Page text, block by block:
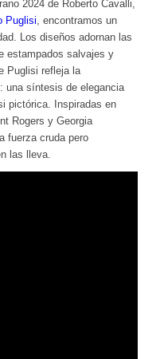
2024 de Roberto Cavalli,
Puglisi, encontramos un
Los diseños adornan las
estampados salvajes y
Puglisi refleja la
una síntesis de elegancia
pictórica. Inspiradas en
Rogers y Georgia
fuerza cruda pero
las lleva.